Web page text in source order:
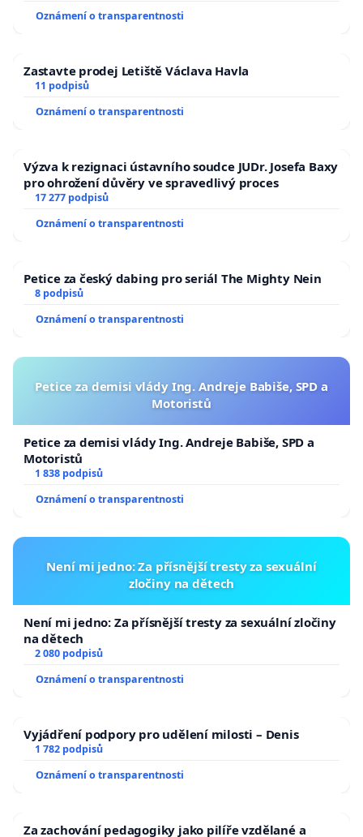
Oznámení o transparentnosti
Zastavte prodej Letiště Václava Havla
11 podpisů
Oznámení o transparentnosti
Výzva k rezignaci ústavního soudce JUDr. Josefa Baxy
pro ohrožení důvěry ve spravedlivý proces
17 277 podpisů
Oznámení o transparentnosti
Petice za český dabing pro seriál The Mighty Nein
8 podpisů
Oznámení o transparentnosti
Petice za demisi vlády Ing. Andreje Babiše, SPD a
Motoristů
Petice za demisi vlády Ing. Andreje Babiše, SPD a
Motoristů
1 838 podpisů
Oznámení o transparentnosti
Není mi jedno: Za přísnější tresty za sexuální
zločiny na dětech
Není mi jedno: Za přísnější tresty za sexuální zločiny
na dětech
2 080 podpisů
Oznámení o transparentnosti
Vyjádření podpory pro udělení milosti – Denis
1 782 podpisů
Oznámení o transparentnosti
Za zachování pedagogiky jako pilíře vzdělané a